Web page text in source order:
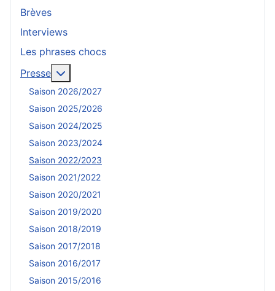
Brèves
Interviews
Les phrases chocs
Presse
Saison 2026/2027
Saison 2025/2026
Saison 2024/2025
Saison 2023/2024
Saison 2022/2023
Saison 2021/2022
Saison 2020/2021
Saison 2019/2020
Saison 2018/2019
Saison 2017/2018
Saison 2016/2017
Saison 2015/2016